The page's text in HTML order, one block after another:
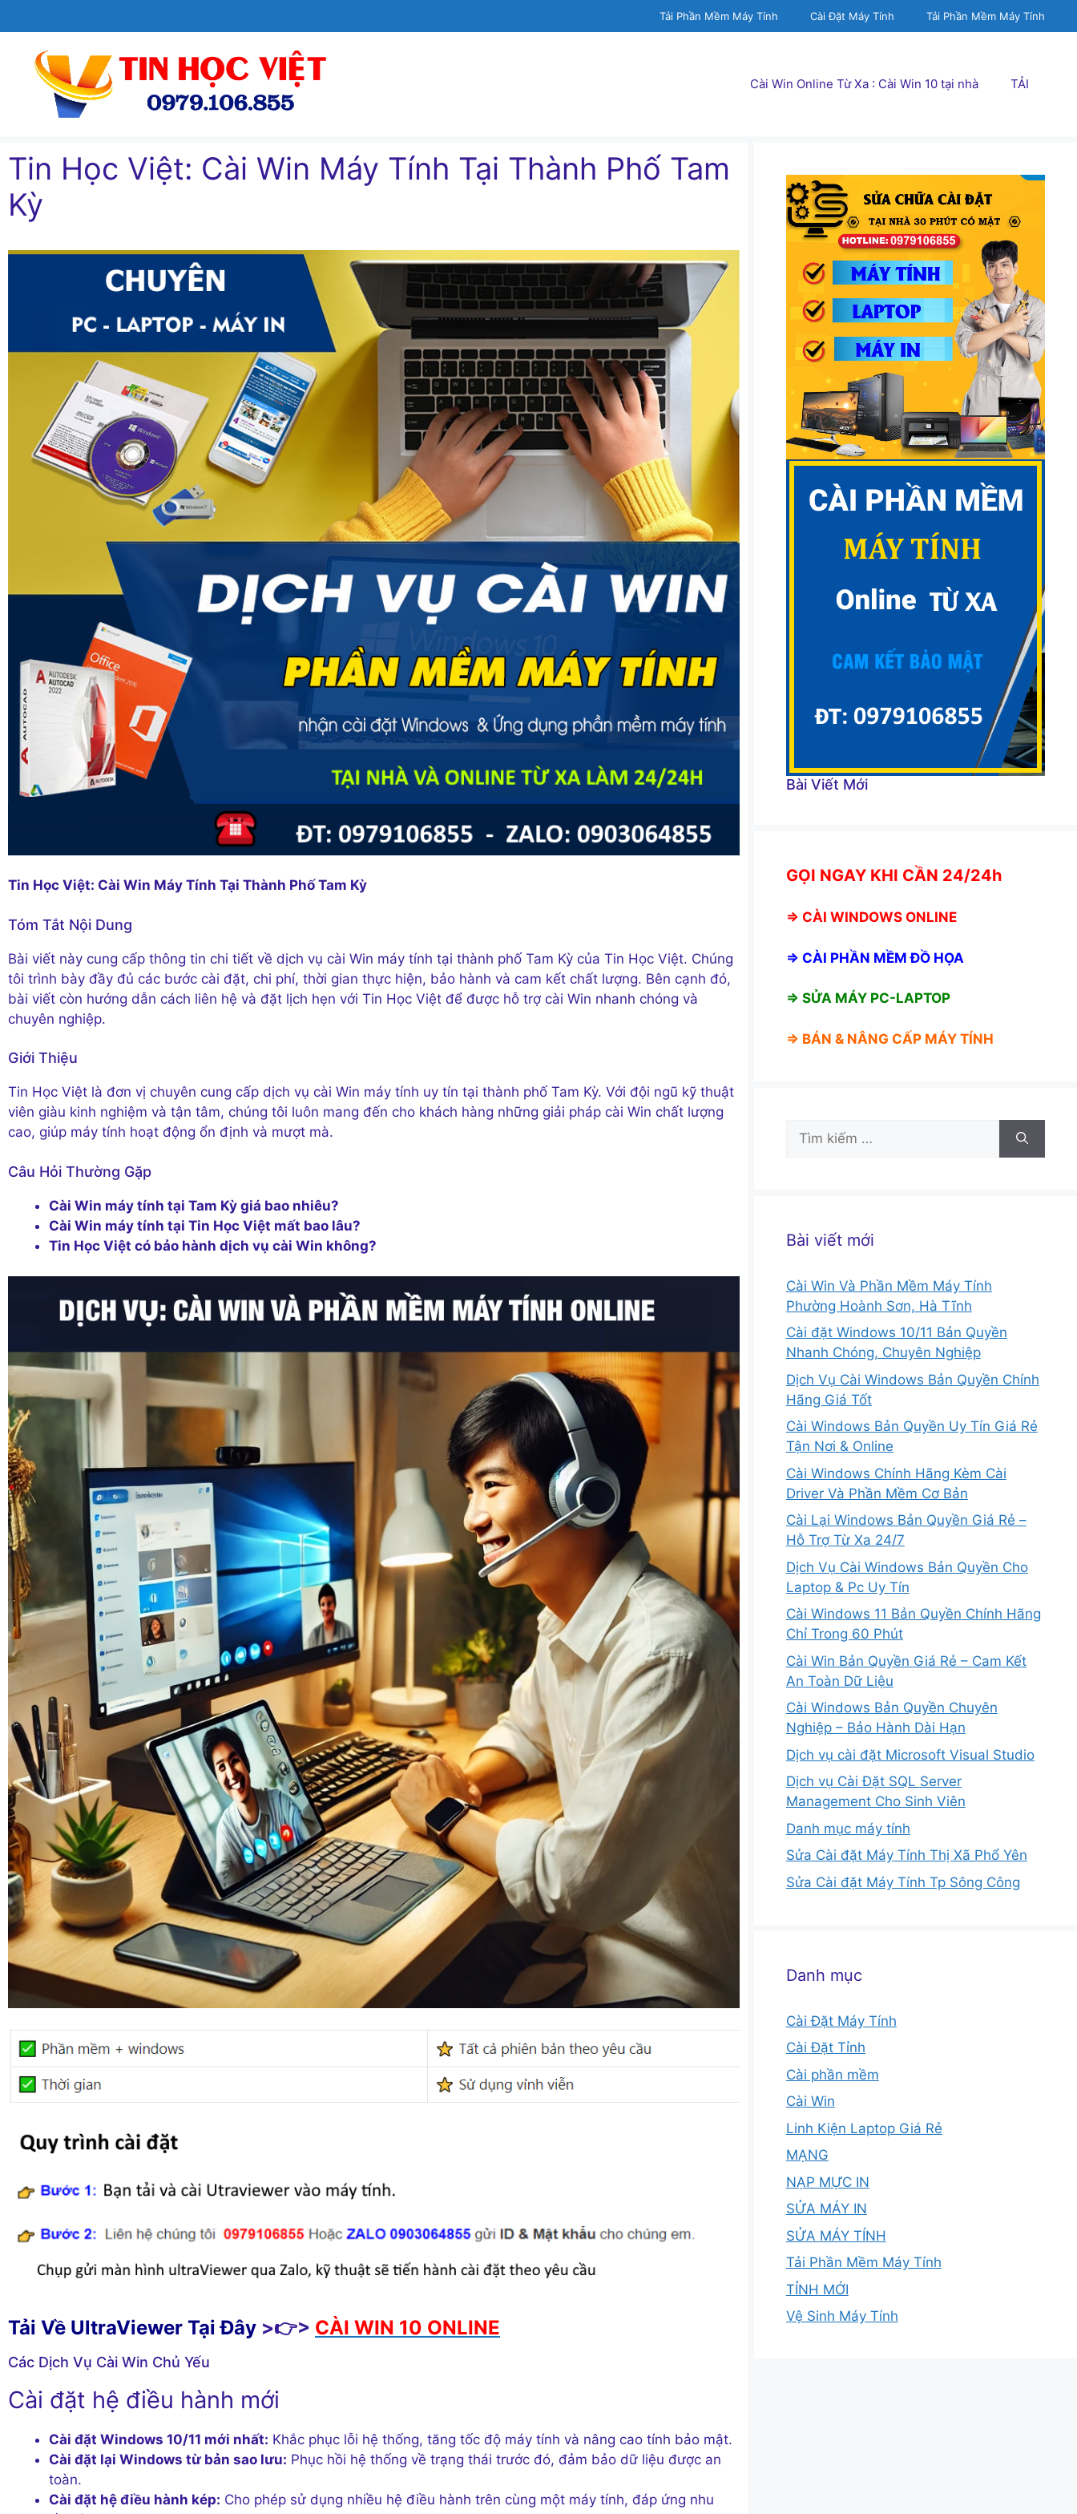
đến
Tải Phần Mềm Máy Tính Cài Đặt Máy Tính Tải Phần Mềm Máy Tính
Cài Win Online Từ Xa : Cài Win 10 tại nhà TẢI
Tin Học Việt: Cài Win Máy Tính Tại Thành Phố Tam
Kỳ
Tin Học Việt: Cài Win Máy Tính Tại Thành Phố Tam Kỳ
Tóm Tắt Nội Dung
Bài viết này cung cấp thông tin chi tiết về dịch vụ cài Win máy tính tại thành phố Tam Kỳ của Tin Học Việt. Chúng
tôi trình bày đầy đủ các bước cài đặt, chi phí, thời gian thực hiện, bảo hành và cam kết chất lượng. Bên cạnh đó,
bài viết còn hướng dẫn cách liên hệ và đặt lịch hẹn với Tin Học Việt để được hỗ trợ cài Win nhanh chóng và
chuyên nghiệp.
Giới Thiệu
Tin Học Việt là đơn vị chuyên cung cấp dịch vụ cài Win máy tính uy tín tại thành phố Tam Kỳ. Với đội ngũ kỹ thuật
viên giàu kinh nghiệm và tận tâm, chúng tôi luôn mang đến cho khách hàng những giải pháp cài Win chất lượng
cao, giúp máy tính hoạt động ổn định và mượt mà.
Câu Hỏi Thường Gặp
Cài Win máy tính tại Tam Kỳ giá bao nhiêu?
Cài Win máy tính tại Tin Học Việt mất bao lâu?
Tin Học Việt có bảo hành dịch vụ cài Win không?
Tải Về UltraViewer Tại Đây >👉> CÀI WIN 10 ONLINE
Các Dịch Vụ Cài Win Chủ Yếu
Cài đặt hệ điều hành mới
Cài đặt Windows 10/11 mới nhất: Khắc phục lỗi hệ thống, tăng tốc độ máy tính và nâng cao tính bảo mật.
Cài đặt lại Windows từ bản sao lưu: Phục hồi hệ thống về trạng thái trước đó, đảm bảo dữ liệu được an
toàn.
Cài đặt hệ điều hành kép: Cho phép sử dụng nhiều hệ điều hành trên cùng một máy tính, đáp ứng nhu
Bài Viết Mới
GỌI NGAY KHI CẦN 24/24h
⇒ CÀI WINDOWS ONLINE
⇒ CÀI PHẦN MỀM ĐỒ HỌA
⇒ SỬA MÁY PC-LAPTOP
⇒ BÁN & NÂNG CẤP MÁY TÍNH
Tìm
kiếm
Bài viết mới
Cài Win Và Phần Mềm Máy Tính
Phường Hoành Sơn, Hà Tĩnh
Cài đặt Windows 10/11 Bản Quyền
Nhanh Chóng, Chuyên Nghiệp
Dịch Vụ Cài Windows Bản Quyền Chính
Hãng Giá Tốt
Cài Windows Bản Quyền Uy Tín Giá Rẻ
Tận Nơi & Online
Cài Windows Chính Hãng Kèm Cài
Driver Và Phần Mềm Cơ Bản
Cài Lại Windows Bản Quyền Giá Rẻ –
Hỗ Trợ Từ Xa 24/7
Dịch Vụ Cài Windows Bản Quyền Cho
Laptop & Pc Uy Tín
Cài Windows 11 Bản Quyền Chính Hãng
Chỉ Trong 60 Phút
Cài Win Bản Quyền Giá Rẻ – Cam Kết
An Toàn Dữ Liệu
Cài Windows Bản Quyền Chuyên
Nghiệp – Bảo Hành Dài Hạn
Dịch vụ cài đặt Microsoft Visual Studio
Dịch vụ Cài Đặt SQL Server
Management Cho Sinh Viên
Danh mục máy tính
Sửa Cài đặt Máy Tính Thị Xã Phổ Yên
Sửa Cài đặt Máy Tính Tp Sông Công
Danh mục
Cài Đặt Máy Tính
Cài Đặt Tỉnh
Cài phần mềm
Cài Win
Linh Kiện Laptop Giá Rẻ
MẠNG
NẠP MỰC IN
SỬA MÁY IN
SỬA MÁY TÍNH
Tải Phần Mềm Máy Tính
TỈNH MỚI
Vệ Sinh Máy Tính